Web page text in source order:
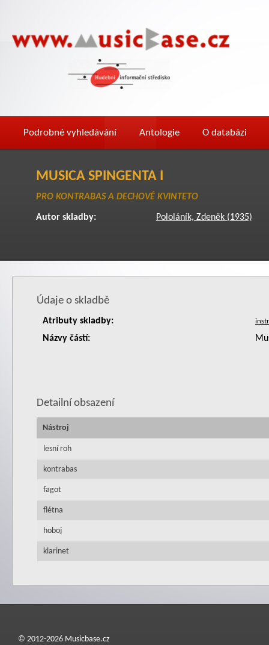
Podrobné vyhledávání Antologie O databázi
MUSICA SPINGENTA I
PRO KONTRABAS A DECHOVÉ KVINTETO
Autor skladby: Pololáník, Zdeněk (1935)
Údaje o skladbě
Atributy skladby:
Názvy částí:
Detailní obsazení
Nástroj
lesní roh
kontrabas
fagot
flétna
hoboj
klarinet
© 2012-2026 Musicbase.cz